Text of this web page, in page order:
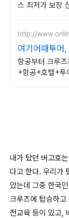
스 최저가 보장
http://
여기어때투어
즈
항공부터 크루
+항공+호텔+투
내가 탔던 버고호
다고 한다. 우리가
았는데 그중 한국
크루즈에 탑승하
전교육 등이 있고,